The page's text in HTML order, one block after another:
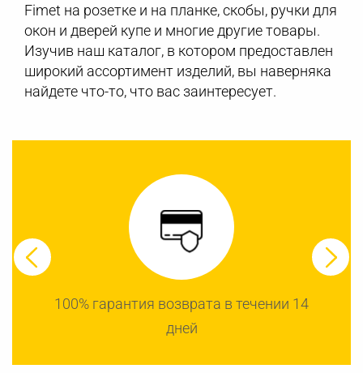
Fimet на розетке и на планке, скобы, ручки для
окон и дверей купе и многие другие товары.
Изучив наш каталог, в котором предоставлен
широкий ассортимент изделий, вы наверняка
найдете что-то, что вас заинтересует.
100% гарантия возврата в течении 14
дней